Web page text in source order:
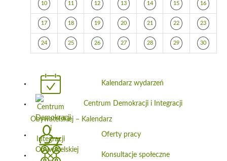
10 11 12 13 14 15 16
17 18 19 20 21 22 23
24 25 26 27 28 29 30
Kalendarz wydarzeń
Centrum Demokracji i Integracji
Obywatelskiej – Kalendarz
Oferty pracy
Konsultacje społeczne